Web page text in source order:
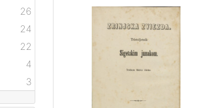
26
24
22
4
3